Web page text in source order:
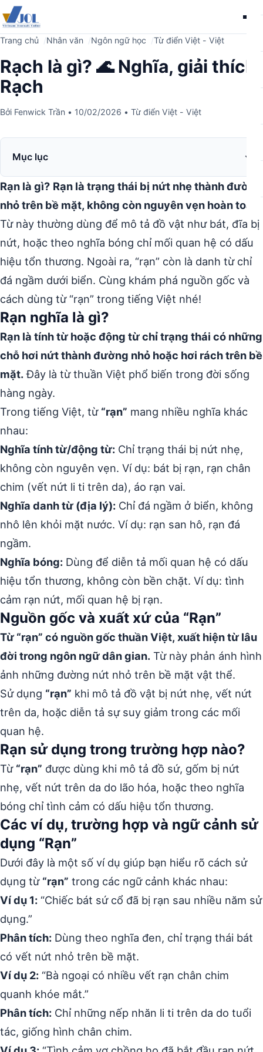
Trang chủ Nhân văn Ngôn ngữ học Từ điển Việt - Việt
Rạch là gì? 🌊 Nghĩa, giải thích
Rạch
Bởi Fenwick Trần • 10/02/2026 • Từ điển Việt - Việt
Mục lục
Rạn là gì? Rạn là trạng thái bị nứt nhẹ thành đường
nhỏ trên bề mặt, không còn nguyên vẹn hoàn toàn.
Từ này thường dùng để mô tả đồ vật như bát, đĩa bị
nứt, hoặc theo nghĩa bóng chỉ mối quan hệ có dấu
hiệu tổn thương. Ngoài ra, “rạn” còn là danh từ chỉ
đá ngầm dưới biển. Cùng khám phá nguồn gốc và
cách dùng từ “rạn” trong tiếng Việt nhé!
Rạn nghĩa là gì?
Rạn là tính từ hoặc động từ chỉ trạng thái có những
chỗ hơi nứt thành đường nhỏ hoặc hơi rách trên bề
mặt.Đây là từ thuần Việt phổ biến trong đời sống
hàng ngày.
Trong tiếng Việt, từ “rạn” mang nhiều nghĩa khác
nhau:
Nghĩa tính từ/động từ: Chỉ trạng thái bị nứt nhẹ,
không còn nguyên vẹn. Ví dụ: bát bị rạn, rạn chân
chim (vết nứt li ti trên da), áo rạn vai.
Nghĩa danh từ (địa lý): Chỉ đá ngầm ở biển, không
nhô lên khỏi mặt nước. Ví dụ: rạn san hô, rạn đá
ngầm.
Nghĩa bóng: Dùng để diễn tả mối quan hệ có dấu
hiệu tổn thương, không còn bền chặt. Ví dụ: tình
cảm rạn nứt, mối quan hệ bị rạn.
Nguồn gốc và xuất xứ của “Rạn”
Từ “rạn” có nguồn gốc thuần Việt, xuất hiện từ lâu
đời trong ngôn ngữ dân gian. Từ này phản ánh hình
ảnh những đường nứt nhỏ trên bề mặt vật thể.
Sử dụng “rạn” khi mô tả đồ vật bị nứt nhẹ, vết nứt
trên da, hoặc diễn tả sự suy giảm trong các mối
quan hệ.
Rạn sử dụng trong trường hợp nào?
Từ “rạn” được dùng khi mô tả đồ sứ, gốm bị nứt
nhẹ, vết nứt trên da do lão hóa, hoặc theo nghĩa
bóng chỉ tình cảm có dấu hiệu tổn thương.
Các ví dụ, trường hợp và ngữ cảnh sử
dụng “Rạn”
Dưới đây là một số ví dụ giúp bạn hiểu rõ cách sử
dụng từ “rạn” trong các ngữ cảnh khác nhau:
Ví dụ 1: “Chiếc bát sứ cổ đã bị rạn sau nhiều năm sử
dụng.”
Phân tích: Dùng theo nghĩa đen, chỉ trạng thái bát
có vết nứt nhỏ trên bề mặt.
Ví dụ 2: “Bà ngoại có nhiều vết rạn chân chim
quanh khóe mắt.”
Phân tích: Chỉ những nếp nhăn li ti trên da do tuổi
tác, giống hình chân chim.